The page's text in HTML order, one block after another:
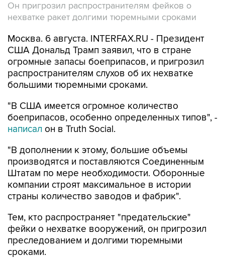
Он пригрозил распространителям фейков о
нехватке ракет долгими тюремными сроками
Москва. 6 августа. INTERFAX.RU - Президент
США Дональд Трамп заявил, что в стране
огромные запасы боеприпасов, и пригрозил
распространителям слухов об их нехватке
большими тюремными сроками.
"В США имеется огромное количество
боеприпасов, особенно определенных типов", -
написал он в Truth Social.
"В дополнении к этому, большие объемы
производятся и поставляются Соединенным
Штатам по мере необходимости. Оборонные
компании строят максимальное в истории
страны количество заводов и фабрик".
Тем, кто распространяет "предательские"
фейки о нехватке вооружений, он пригрозил
преследованием и долгими тюремными
сроками.